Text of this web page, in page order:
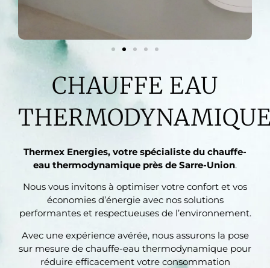
CHAUFFE EAU
Thermex Energies, votre spécialiste du chauffe-
eau thermodynamique près de Sarre-Union.
Nous vous invitons à optimiser votre confort et vos
économies d’énergie avec nos solutions
performantes et respectueuses de l’environnement.
Avec une expérience avérée, nous assurons la pose
sur mesure de chauffe-eau thermodynamique pour
réduire efficacement votre consommation